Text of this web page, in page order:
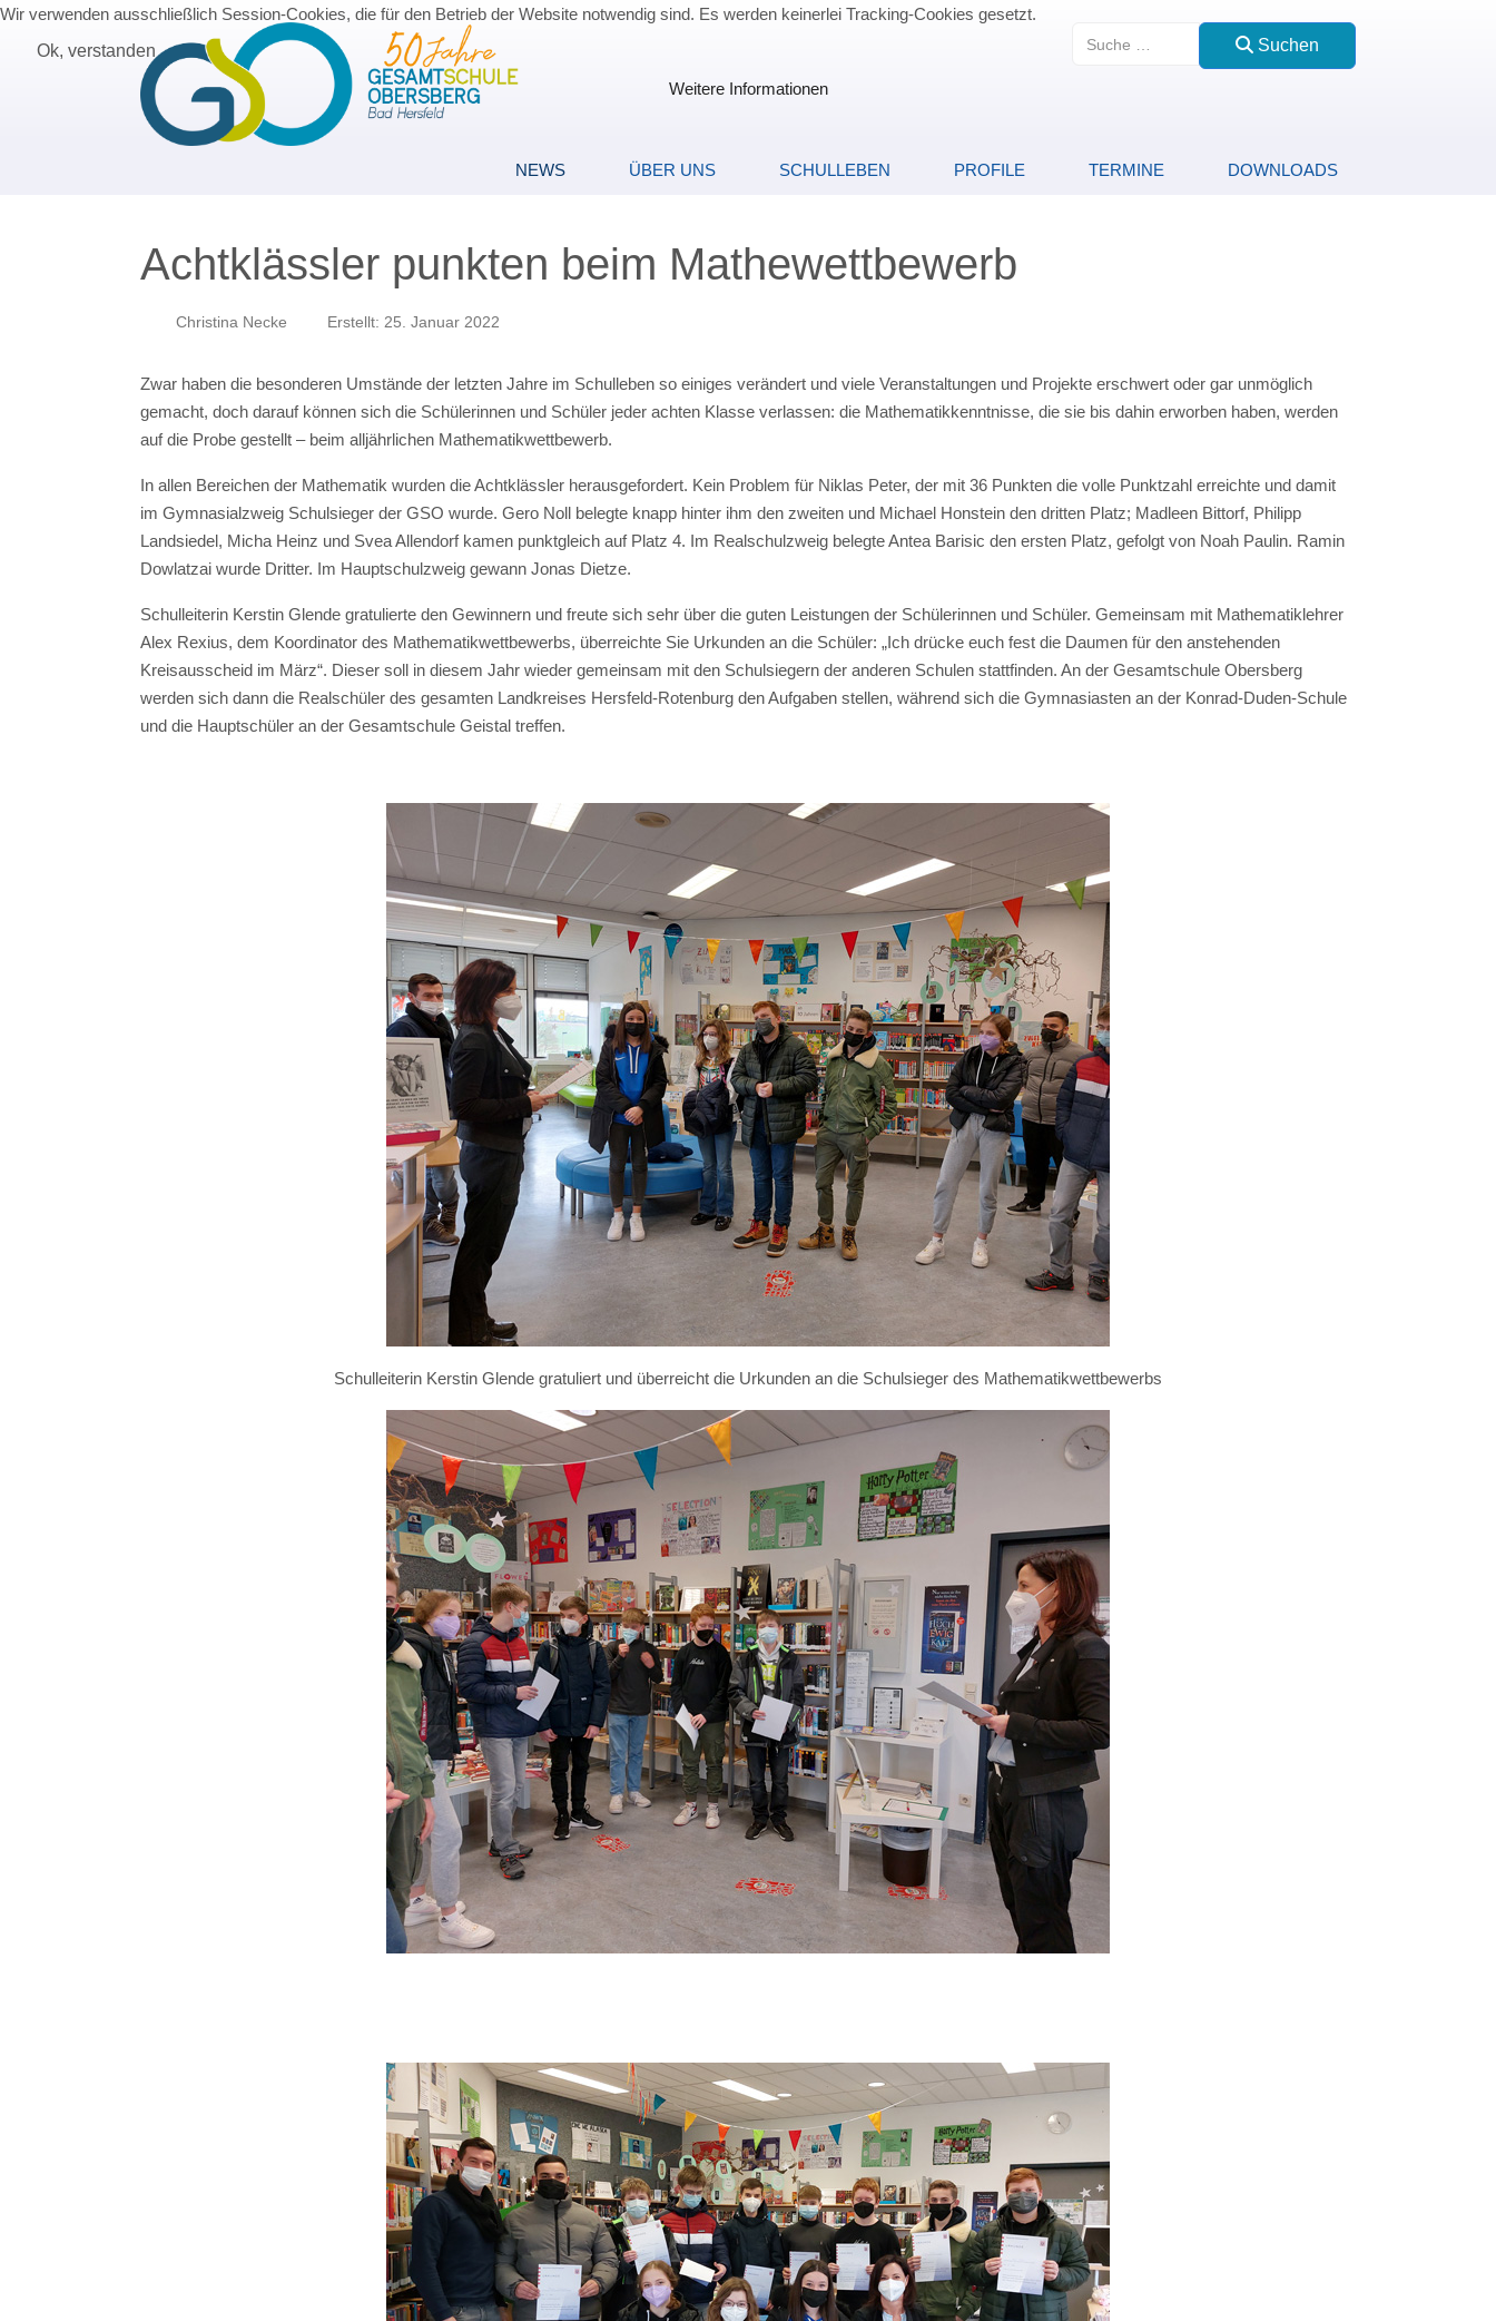
Suchen
Suchen
NEWS ÜBER UNS SCHULLEBEN PROFILE TERMINE DOWNLOADS
Achtklässler punkten beim Mathewettbewerb
Christina Necke Erstellt: 25. Januar 2022
Zwar haben die besonderen Umstände der letzten Jahre im Schulleben so einiges verändert und viele Veranstaltungen und Projekte erschwert oder gar unmöglich
gemacht, doch darauf können sich die Schülerinnen und Schüler jeder achten Klasse verlassen: die Mathematikkenntnisse, die sie bis dahin erworben haben, werden
auf die Probe gestellt – beim alljährlichen Mathematikwettbewerb.
In allen Bereichen der Mathematik wurden die Achtklässler herausgefordert. Kein Problem für Niklas Peter, der mit 36 Punkten die volle Punktzahl erreichte und damit
im Gymnasialzweig Schulsieger der GSO wurde. Gero Noll belegte knapp hinter ihm den zweiten und Michael Honstein den dritten Platz; Madleen Bittorf, Philipp
Landsiedel, Micha Heinz und Svea Allendorf kamen punktgleich auf Platz 4. Im Realschulzweig belegte Antea Barisic den ersten Platz, gefolgt von Noah Paulin. Ramin
Dowlatzai wurde Dritter. Im Hauptschulzweig gewann Jonas Dietze.
Schulleiterin Kerstin Glende gratulierte den Gewinnern und freute sich sehr über die guten Leistungen der Schülerinnen und Schüler. Gemeinsam mit Mathematiklehrer
Alex Rexius, dem Koordinator des Mathematikwettbewerbs, überreichte Sie Urkunden an die Schüler: „Ich drücke euch fest die Daumen für den anstehenden
Kreisausscheid im März“. Dieser soll in diesem Jahr wieder gemeinsam mit den Schulsiegern der anderen Schulen stattfinden. An der Gesamtschule Obersberg
werden sich dann die Realschüler des gesamten Landkreises Hersfeld-Rotenburg den Aufgaben stellen, während sich die Gymnasiasten an der Konrad-Duden-Schule
und die Hauptschüler an der Gesamtschule Geistal treffen.
Schulleiterin Kerstin Glende gratuliert und überreicht die Urkunden an die Schulsieger des Mathematikwettbewerbs
Wir verwenden ausschließlich Session-Cookies, die für den Betrieb der Website notwendig sind. Es werden keinerlei Tracking-Cookies gesetzt.
Ok, verstanden
Weitere Informationen